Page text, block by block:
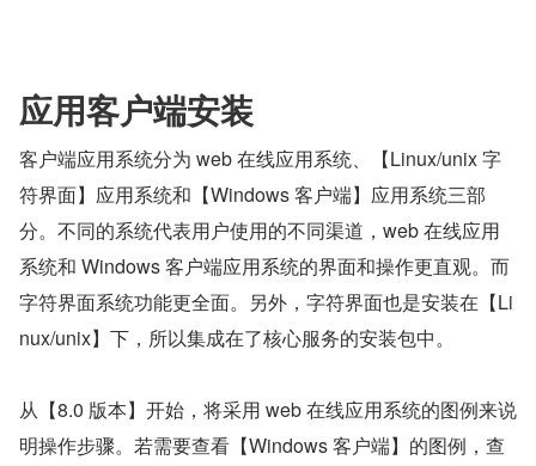
应用客户端安装
客户端应用系统分为 web 在线应用系统、【Linux/unix 字
符界面】应用系统和【Windows 客户端】应用系统三部
分。不同的系统代表用户使用的不同渠道，web 在线应用
系统和 Windows 客户端应用系统的界面和操作更直观。而
字符界面系统功能更全面。另外，字符界面也是安装在【Li
nux/unix】下，所以集成在了核心服务的安装包中。
从【8.0 版本】开始，将采用 web 在线应用系统的图例来说
明操作步骤。若需要查看【Windows 客户端】的图例，查